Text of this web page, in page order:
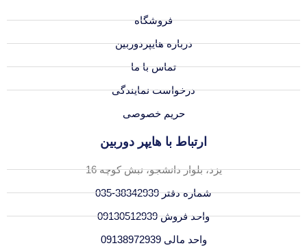
فروشگاه
درباره هایپردوربین
تماس با ما
درخواست نمایندگی
حریم خصوصی
ارتباط با هایپر دوربین
یزد، بلوار دانشجو، نبش کوچه 16
شماره دفتر 38342939-035
واحد فروش 09130512939
واحد مالی 09138972939